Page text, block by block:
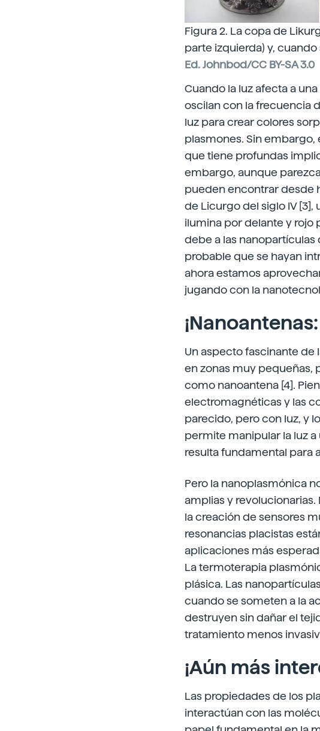
Figura 2. La copa de
parte izquierda) y,
Ed. Johnbod/CC BY-SA 3.0
Cuando la luz afecta a
oscilan con la frecuencia
luz para crear colores
plasmones. Sin
que tiene profundas
embargo, aunque
pueden encontrar desde
de Licurgo del siglo IV
ilumina por delante y rojo
debe a las nanopartículas
probable que se hayan
ahora estamos
jugando con la
Un aspecto fascinante de
en zonas muy pequeñas,
como nanoantena [4].
electromagnéticas y las
parecido, pero con luz, y
permite manipular la luz
resulta fundamental para
Pero la nanoplasmónica
amplias y
la creación de sensores
resonancias placistas
aplicaciones más
La termoterapia
plásica. Las
cuando se someten a la
destruyen sin dañar el
tratamiento menos
¡Aún más
Las propiedades de los
interactúan con las